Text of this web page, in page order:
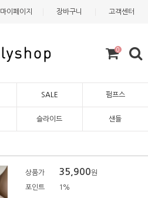
마이페이지 장바구니 고객센터
0
SALE 펌프스
슬라이드 샌들
상품가 35,900원
포인트 1%